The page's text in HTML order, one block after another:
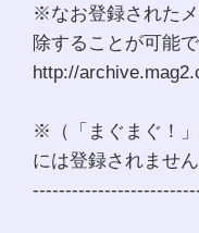
※なお登録された
除することが可能で
http://
※（「まぐまぐ！
には登録されません